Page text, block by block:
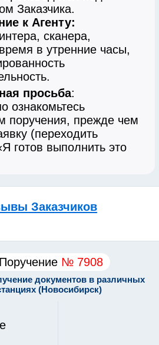
Заказчика.
к Агенту:
сканера,
в утренние часы,
просьба:
ознакомьтесь
поручения, прежде чем
(переходить
готов выполнить это
Заказчиков
№ 7908
документов в различных
(Новосибирск)